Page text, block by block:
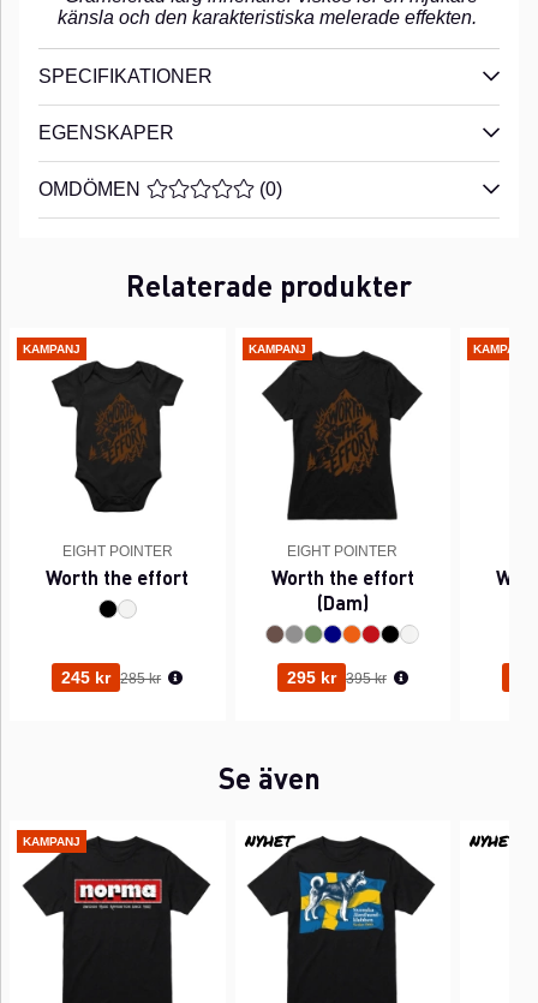
känsla och den karakteristiska melerade effekten.
SPECIFIKATIONER
EGENSKAPER
OMDÖMEN MEDELBETYG 0 AV 5 ANTAL BETYG 0
(0)
Relaterade produkter
KAMPANJ
EIGHT POINTER
Worth the effort
245 kr Ordinarie pris:
285 kr
KAMPANJ
EIGHT POINTER
Worth the effort
(Dam)
295 kr Ordinarie pris:
395 kr
KAMPANJ
Se även
KAMPANJ NYHET NYHET